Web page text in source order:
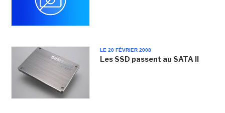
LE 20 FÉVRIER 2008
Les SSD passent au SATA II